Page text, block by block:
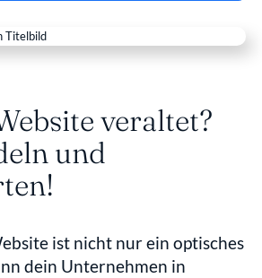
veraltet?
und
ist nicht nur ein optisches
dein Unternehmen in